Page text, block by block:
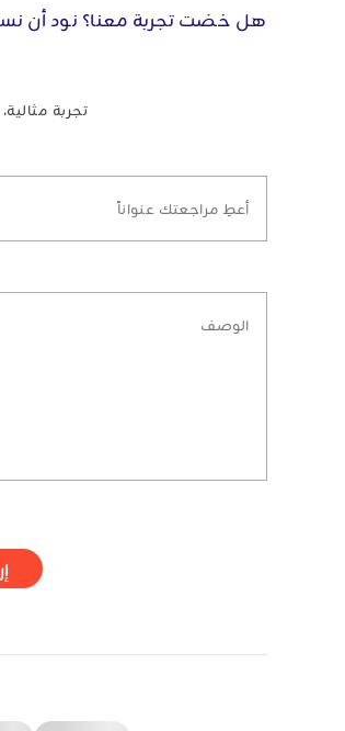
هل خضت تجربة معنا؟ نود أن
تجربة
أعطِ مراجعتك عنواناً
الوصف